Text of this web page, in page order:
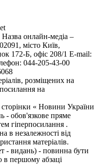
онлайн-медіа –
місто Київ,
Б, офіс 208/1 E-mail:
044-205-43-00
розміщених на
на
сторінки « Новини України
- обов'язкове пряме
гіперпосилання .
в незалежності від
матеріалів.
- видань) - повинна бути
в першому абзаці